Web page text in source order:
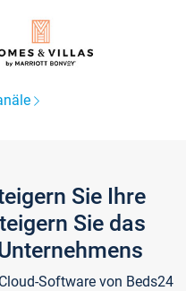
Sie Ihre
Sie das
Software von Beds24